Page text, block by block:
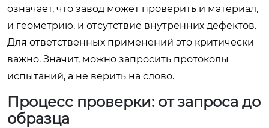
означает, что завод может проверить и материал,
и геометрию, и отсутствие внутренних дефектов.
Для ответственных применений это критически
важно. Значит, можно запросить протоколы
испытаний, а не верить на слово.
Процесс проверки: от запроса до
образца